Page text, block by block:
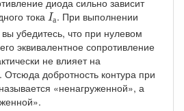
тока Iа
Iа. При выполнении
убедитесь, что при нулевом
эквивалентное сопротивление
не влияет на
Отсюда добротность контура при
«ненагруженной», а